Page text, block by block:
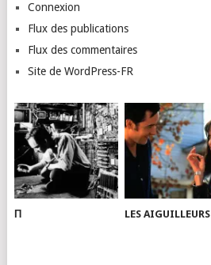
Connexion
Flux des publications
Flux des commentaires
Site de WordPress-FR
Π LES AIGUILLEURS